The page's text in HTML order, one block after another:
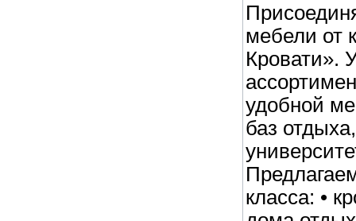
мебели от
Кровати».
удобной
баз
класса: •